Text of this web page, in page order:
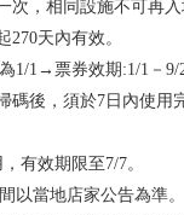
次，相同設施不可再入
270天內有效。
1→票券效期:1/1－9/
碼後，須於7日內使用
有效期限至7/7。
當地店家公告為準。